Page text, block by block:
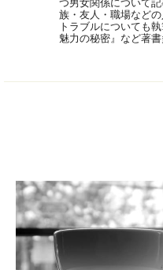
つ男女関係について
族・友人・職場など
トラブルについても
魅力の秘密』など著書